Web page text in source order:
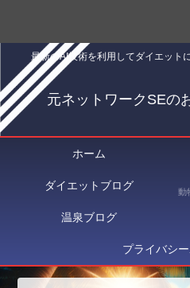
最新のAI技術を利用してダイエット
元ネットワークSEの
ホーム
ダイエットブログ
温泉ブログ
プライバシ